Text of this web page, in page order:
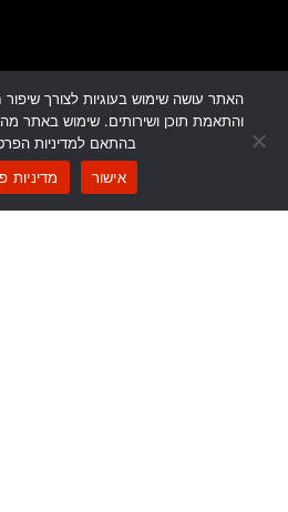
האתר עושה שימוש בעוגיות לצורך שיפור
והתאמת תוכן ושירותים. שימוש באתר
בהתאם למדיניות
אישור
מדיניות